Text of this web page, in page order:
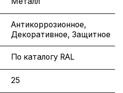
Антикоррозионное,
Декоративное, Защитное
По каталогу RAL
25